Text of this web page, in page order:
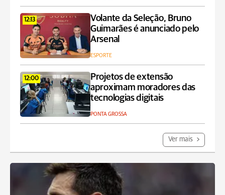
12:13
Volante da Seleção, Bruno
Guimarães é anunciado pelo
Arsenal
ESPORTE
12:00
Projetos de extensão
aproximam moradores das
tecnologias digitais
PONTA GROSSA
Ver mais